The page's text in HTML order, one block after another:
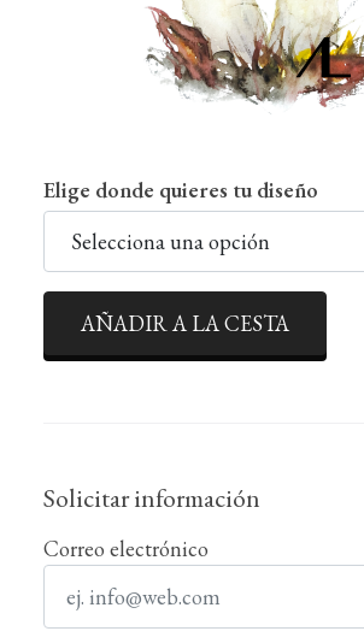
Elige donde quieres tu diseño
AÑADIR A LA CESTA
Solicitar información
Correo electrónico